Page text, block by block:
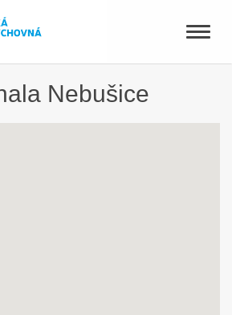
Toggle
Nebušice